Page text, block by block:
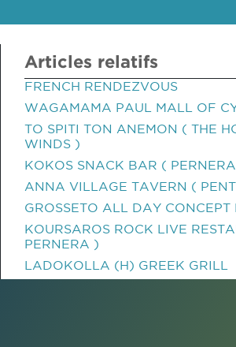
Articles relatifs
FRENCH RENDEZVOUS
WAGAMAMA PAUL MALL OF
TO SPITI TON ANEMON ( THE
WINDS )
KOKOS SNACK BAR (
ANNA VILLAGE TAVERN (
GROSSETO ALL DAY CONCEPT
KOURSAROS ROCK LIVE
PERNERA )
LADOKOLLA (H) GREEK GRILL